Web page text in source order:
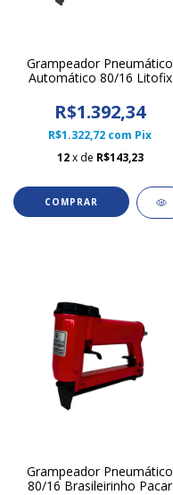
Grampeador Pneumático
Automático 80/16 Litofix
R$1.392,34
R$1.322,72 com Pix
12 x de R$143,23
Grampeador Pneumático
80/16 Brasileirinho Pacar